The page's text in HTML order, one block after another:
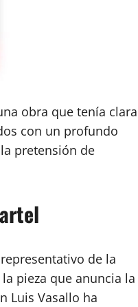
obra que tenía clara
con un profundo
pretensión de
de la
pieza que anuncia la
Luis Vasallo ha